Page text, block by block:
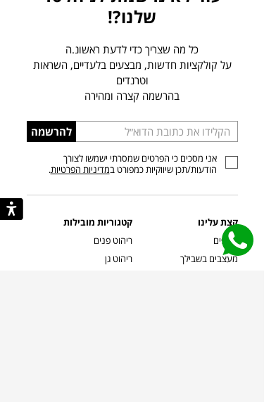
שלנו?!
כל מה שצריך כדי לדעת ראשונ.ה
על קולקציות חדשות, מבצעים בלעדיים, השראות
וטרנדים
בהרשמה קצרה ומהירה
הכניסו
כתובת
דוא”ל
להרשמה
אני מסכים כי הפרטים שמסרתי ישמשו לצורך
הודעות/תכן שיווקיות כמפורט במדיניות הפרטיות.
קצת עלינו
סניפים
מעצבים בשבילך
קטגוריות מובילות
ריהוט פנים
ריהוט גן